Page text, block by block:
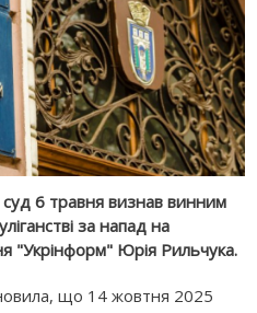
суд 6 травня визнав винним
за напад на
"Укрінформ" Юрія Рильчука.
що 14 жовтня 2025